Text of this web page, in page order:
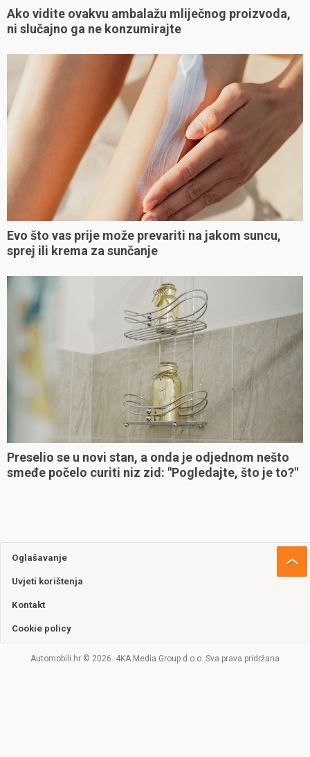
Ako vidite ovakvu ambalažu mliječnog proizvoda,
ni slučajno ga ne konzumirajte
Evo što vas prije može prevariti na jakom suncu,
sprej ili krema za sunčanje
Preselio se u novi stan, a onda je odjednom nešto
smeđe počelo curiti niz zid: "Pogledajte, što je to?"
Oglašavanje
Uvjeti korištenja
Kontakt
Cookie policy
Automobili.hr © 2026. 4KA Media Group d.o.o. Sva prava pridržana